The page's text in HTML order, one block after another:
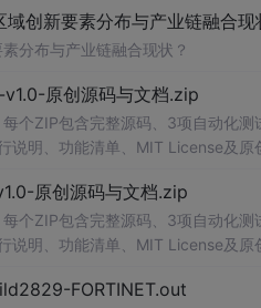
创新要素分布与产业链融合
分布与产业链融合现状？
原创源码与文档.zip
个ZIP包含完整源码、3项自动化
说明、功能清单、MIT License及
材。适合前端开发、AI应用工程、
原创源码与文档.zip
个ZIP包含完整源码、3项自动化
说明、功能清单、MIT License及
材。适合前端开发、AI应用工程、
FORTINET.out